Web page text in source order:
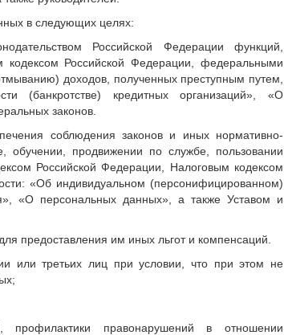
в следующих целях:
Российской Федерации функций,
кодексом Российской Федерации, федеральными
доходов, полученных преступным путем,
(банкротстве) кредитных организаций», «О
законов.
соблюдения законов и иных нормативно-
обучении, продвижении по службе, пользовании
Российской Федерации, Налоговым кодексом
«Об индивидуальном (персонифицированном)
«О персональных данных», а также Уставом и
предоставления им иных льгот и компенсаций.
или третьих лиц при условии, что при этом не
профилактики правонарушений в отношении